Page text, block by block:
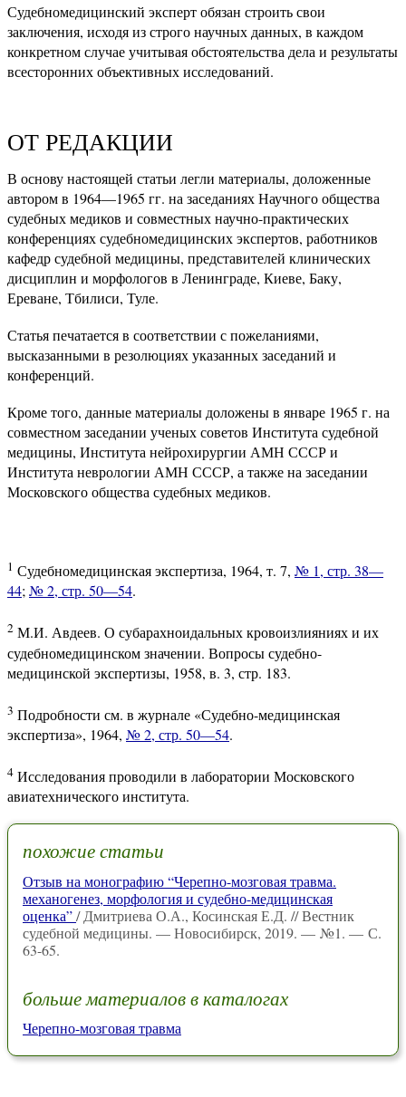
Судебномедицинский эксперт обязан строить свои
заключения, исходя из строго научных данных, в каждом
конкретном случае учитывая обстоятельства дела и результаты
всесторонних объективных исследований.
ОТ РЕДАКЦИИ
В основу настоящей статьи легли материалы, доложенные
автором в 1964—1965 гг. на заседаниях Научного общества
судебных медиков и совместных научно-практических
конференциях судебномедицинских экспертов, работников
кафедр судебной медицины, представителей клинических
дисциплин и морфологов в Ленинграде, Киеве, Баку,
Ереване, Тбилиси, Туле.
Статья печатается в соответствии с пожеланиями,
высказанными в резолюциях указанных заседаний и
конференций.
Кроме того, данные материалы доложены в январе 1965 г. на
совместном заседании ученых советов Института судебной
медицины, Института нейрохирургии АМН СССР и
Института неврологии АМН СССР, а также на заседании
Московского общества судебных медиков.
1 Судебномедицинская экспертиза, 1964, т. 7, № 1, стр. 38—
44;№ 2, стр. 50—54.
2 М.И. Авдеев. О субарахноидальных кровоизлияниях и их
судебномедицинском значении. Вопросы судебно-
медицинской экспертизы, 1958, в. 3, стр. 183.
3 Подробности см. в журнале «Судебно-медицинская
экспертиза», 1964, № 2, стр. 50—54.
4 Исследования проводили в лаборатории Московского
авиатехнического института.
похожие статьи
Отзыв на монографию “Черепно-мозговая травма.
механогенез, морфология и судебно-медицинская
оценка”/ Дмитриева О.А., Косинская Е.Д. // Вестник
судебной медицины. — Новосибирск, 2019. — №1. — С.
63-65.
больше материалов в каталогах
Черепно-мозговая травма